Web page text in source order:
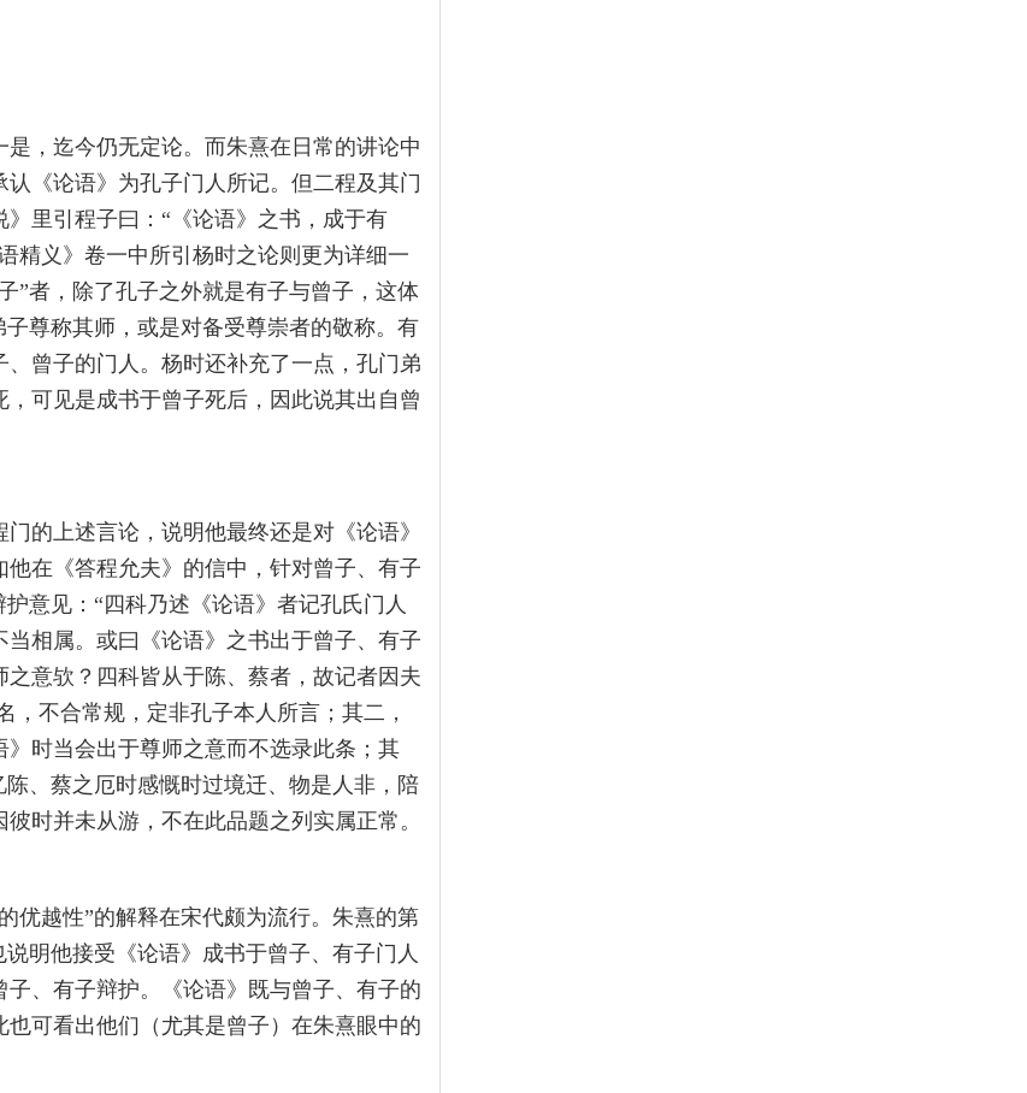
，迄今仍无定论。而朱熹在日常的讲论中
《论语》为孔子门人所记。但二程及其门
里引程子曰：“《论语》之书，成于有
精义》卷一中所引杨时之论则更为详细一
”者，除了孔子之外就是有子与曾子，这体
尊称其师，或是对备受尊崇者的敬称。有
曾子的门人。杨时还补充了一点，孔门弟
可见是成书于曾子死后，因此说其出自曾
的上述言论，说明他最终还是对《论语》
在《答程允夫》的信中，针对曾子、有子
意见：“四科乃述《论语》者记孔氏门人
相属。或曰《论语》之书出于曾子、有子
意欤？四科皆从于陈、蔡者，故记者因夫
，不合常规，定非孔子本人所言；其二，
时当会出于尊师之意而不选录此条；其
、蔡之厄时感慨时过境迁、物是人非，陪
时并未从游，不在此品题之列实属正常。
优越性”的解释在宋代颇为流行。朱熹的第
明他接受《论语》成书于曾子、有子门人
、有子辩护。《论语》既与曾子、有子的
可看出他们（尤其是曾子）在朱熹眼中的